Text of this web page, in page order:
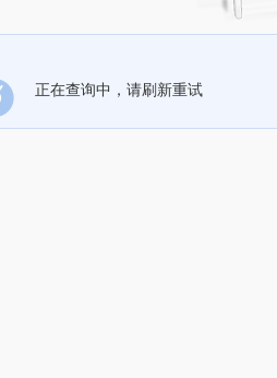
正在查询中，请刷新重试